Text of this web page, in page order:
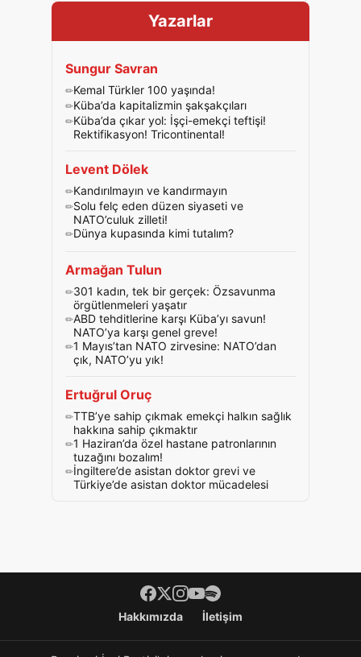
Yazarlar
Sungur Savran
Kemal Türkler 100 yaşında!
Küba’da kapitalizmin şakşakçıları
Küba’da çıkar yol: İşçi-emekçi teftişi!
Rektifikasyon! Tricontinental!
Levent Dölek
Kandırılmayın ve kandırmayın
Solu felç eden düzen siyaseti ve
NATO’culuk zilleti!
Dünya kupasında kimi tutalım?
Armağan Tulun
301 kadın, tek bir gerçek: Özsavunma
örgütlenmeleri yaşatır
ABD tehditlerine karşı Küba’yı savun!
NATO’ya karşı genel greve!
1 Mayıs’tan NATO zirvesine: NATO’dan
çık, NATO’yu yık!
Ertuğrul Oruç
TTB’ye sahip çıkmak emekçi halkın sağlık
hakkına sahip çıkmaktır
1 Haziran’da özel hastane patronlarının
tuzağını bozalım!
İngiltere’de asistan doktor grevi ve
Türkiye’de asistan doktor mücadelesi
Footer menüHakkımızda İletişim